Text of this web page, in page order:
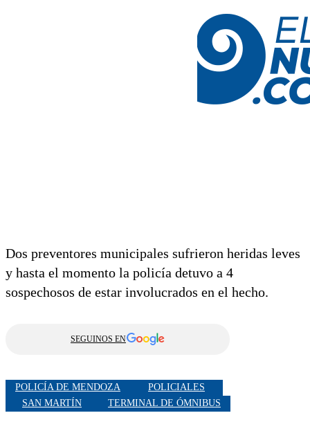
Dos preventores municipales sufrieron heridas leves
y hasta el momento la policía detuvo a 4
sospechosos de estar involucrados en el hecho.
SEGUINOS EN
POLICÍA DE MENDOZA
POLICIALES
SAN MARTÍN
TERMINAL DE ÓMNIBUS